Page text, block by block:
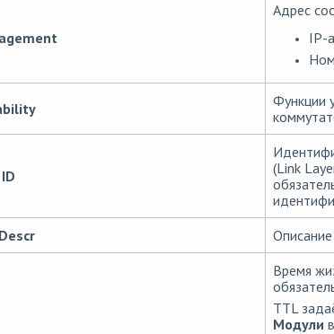
Адрес
IP-
Функции
(Link
Время
TTL
Модули